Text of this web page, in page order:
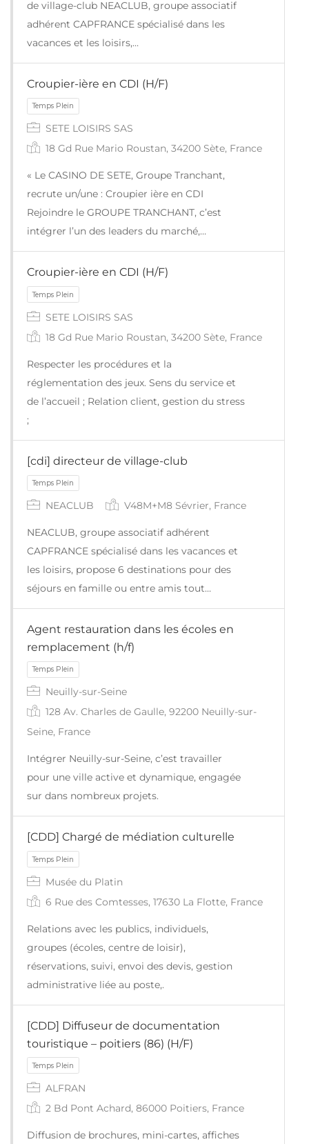
Temps Plein
de village-club NEACLUB, groupe associatif
adhérent CAPFRANCE spécialisé dans les
vacances et les loisirs,…
Croupier-ière en CDI (H/F)
Temps Plein
SETE LOISIRS SAS
18 Gd Rue Mario Roustan, 34200 Sète, France
« Le CASINO DE SETE, Groupe Tranchant,
recrute un/une : Croupier ière en CDI
Rejoindre le GROUPE TRANCHANT, c’est
intégrer l’un des leaders du marché,…
Croupier-ière en CDI (H/F)
SETE LOISIRS SAS
18 Gd Rue Mario Roustan, 34200 Sète, France
Respecter les procédures et la
réglementation des jeux. Sens du service et
de l’accueil ; Relation client, gestion du stress
;
[cdi] directeur de village-club
Temps Plein
NEACLUB V48M+M8 Sévrier, France
NEACLUB, groupe associatif adhérent
CAPFRANCE spécialisé dans les vacances et
les loisirs, propose 6 destinations pour des
séjours en famille ou entre amis tout…
Agent restauration dans les écoles en
remplacement (h/f)
Temps Plein
Neuilly-sur-Seine
128 Av. Charles de Gaulle, 92200 Neuilly-sur-
Seine, France
Intégrer Neuilly-sur-Seine, c’est travailler
pour une ville active et dynamique, engagée
sur dans nombreux projets.
[CDD] Chargé de médiation culturelle
Musée du Platin
6 Rue des Comtesses, 17630 La Flotte, France
Relations avec les publics, individuels,
groupes (écoles, centre de loisir),
réservations, suivi, envoi des devis, gestion
administrative liée au poste,.
[CDD] Diffuseur de documentation
touristique – poitiers (86) (H/F)
ALFRAN
2 Bd Pont Achard, 86000 Poitiers, France
Diffusion de brochures, mini-cartes, affiches